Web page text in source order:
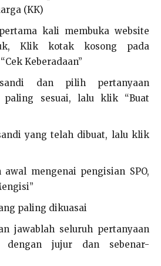
(KK)
kali membuka website
Klik kotak kosong pada
Keberadaan”
dan pilih pertanyaan
paling sesuai, lalu klik “Buat
yang telah dibuat, lalu klik
awal mengenai pengisian SPO,
paling dikuasai
jawablah seluruh pertanyaan
dengan jujur dan sebenar-